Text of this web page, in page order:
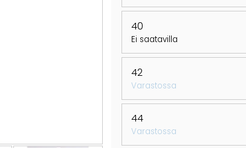
40
Ei saatavilla
42
Varastossa
44
Varastossa